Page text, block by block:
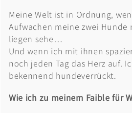
Meine Welt ist in Ordnung,
Aufwachen meine zwei Hunde
liegen sehe…
Und wenn ich mit ihnen
noch jeden Tag das Herz auf.
bekennend hundeverrückt.
Wie ich zu meinem Faible für